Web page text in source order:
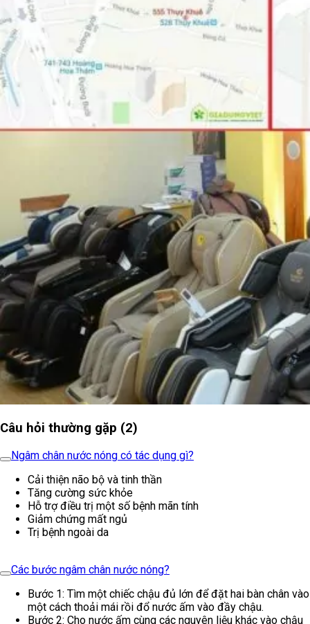
Câu hỏi thường gặp (2)
Ngâm chân nước nóng có tác dụng gì?
Cải thiện não bộ và tinh thần
Tăng cường sức khỏe
Hỗ trợ điều trị một số bệnh mãn tính
Giảm chứng mất ngủ
Trị bệnh ngoài da
Các bước ngâm chân nước nóng?
Bước 1: Tìm một chiếc chậu đủ lớn để đặt hai bàn chân vào
một cách thoải mái rồi đổ nước ấm vào đầy chậu.
Bước 2: Cho nước ấm cùng các nguyên liệu khác vào chậu